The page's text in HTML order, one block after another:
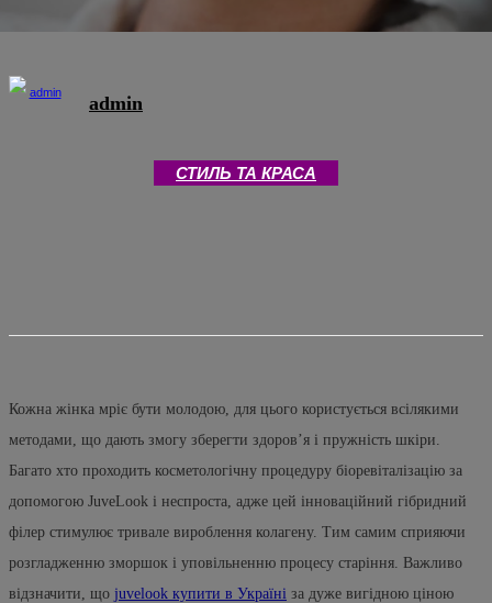
admin
СТИЛЬ ТА КРАСА
Кожна жінка мріє бути молодою, для цього користується всілякими
методами, що дають змогу зберегти здоров’я і пружність шкіри.
Багато хто проходить косметологічну процедуру біоревіталізацію за
допомогою JuveLook і неспроста, адже цей інноваційний гібридний
філер стимулює тривале вироблення колагену. Тим самим сприяючи
розгладженню зморшок і уповільненню процесу старіння. Важливо
відзначити, що juvelook купити в Україні за дуже вигідною ціною